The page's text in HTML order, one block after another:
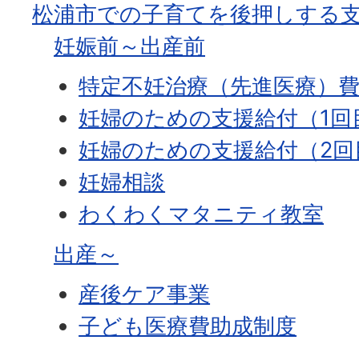
松浦市での子育てを後押しする
妊娠前～出産前
特定不妊治療（先進医療）
妊婦のための支援給付（1回
妊婦のための支援給付（2
妊婦相談
わくわくマタニティ教室
出産～
産後ケア事業
子ども医療費助成制度